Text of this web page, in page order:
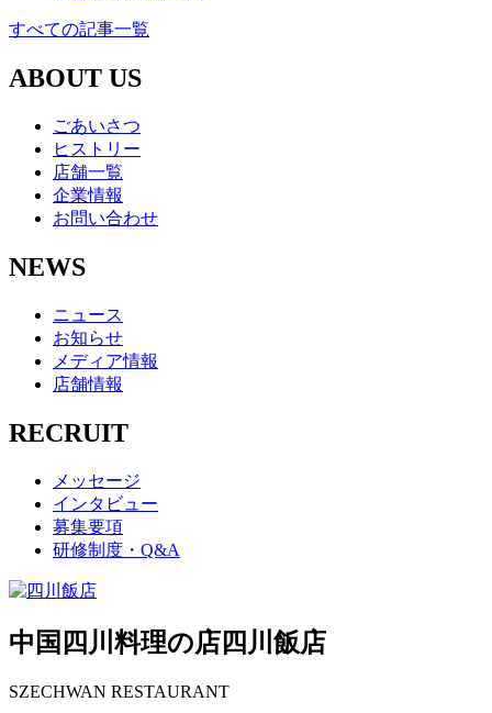
すべての記事一覧
ABOUT US
ごあいさつ
ヒストリー
店舗一覧
企業情報
お問い合わせ
NEWS
ニュース
お知らせ
メディア情報
店舗情報
RECRUIT
メッセージ
インタビュー
募集要項
研修制度・Q&A
中国四川料理の店四川飯店
SZECHWAN RESTAURANT